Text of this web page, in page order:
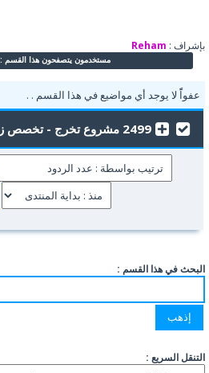
بإشراف : Reham
مستخدمون يتصفحون هذا القسم : 1 ضيف/ضيوف
عفواًً لا يوجد أي مواضيع في هذا القسم . .
2499 مشروع تخرج - تخصص زراعة
البحث في هذا القسم :
التنقل السريع :